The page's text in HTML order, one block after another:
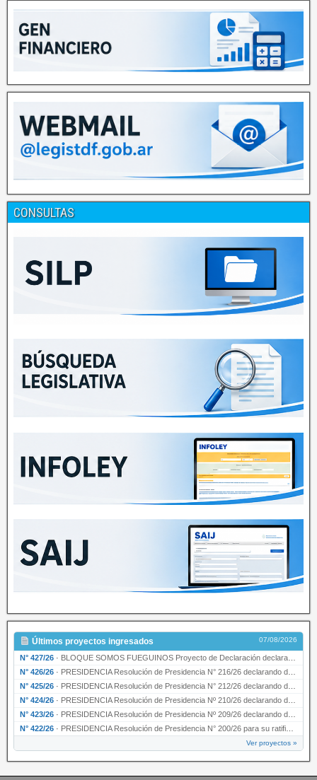
CONSULTAS
Últimos proyectos ingresados 07/08/2026
N° 427/26 · BLOQUE SOMOS FUEGUINOS Proyecto de Declaración declarando de interés provincial PRESIDENCI…
N° 426/26 · PRESIDENCIA Resolución de Presidencia N° 216/26 declarando de interés provincial la labor …
N° 425/26 · PRESIDENCIA Resolución de Presidencia N° 212/26 declarando de interés provincial el “50° A…
N° 424/26 · PRESIDENCIA Resolución de Presidencia Nº 210/26 declarando de interés provincial el proyec…
N° 423/26 · PRESIDENCIA Resolución de Presidencia Nº 209/26 declarando de interés provincial la presen…
N° 422/26 · PRESIDENCIA Resolución de Presidencia N° 200/26 para su ratificación.
Ver proyectos »